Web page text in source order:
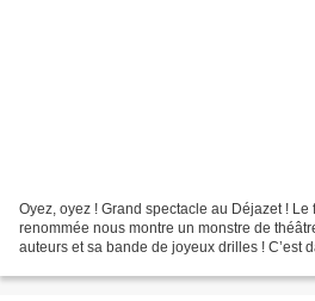
Oyez, oyez ! Grand spectacle au Déjazet !
renommée nous montre un monstre de
auteurs et sa bande de joyeux drilles ! C’est